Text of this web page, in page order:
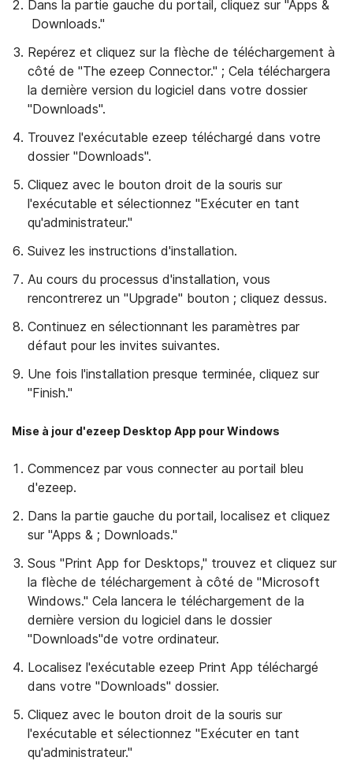
Dans la partie gauche du portail, cliquez sur "Apps &
Downloads."
Repérez et cliquez sur la flèche de téléchargement à
côté de "The ezeep Connector." ; Cela téléchargera
la dernière version du logiciel dans votre dossier
"Downloads".
Trouvez l'exécutable ezeep téléchargé dans votre
dossier "Downloads".
Cliquez avec le bouton droit de la souris sur
l'exécutable et sélectionnez "Exécuter en tant
qu'administrateur."
Suivez les instructions d'installation.
Au cours du processus d'installation, vous
rencontrerez un "Upgrade" bouton ; cliquez dessus.
Continuez en sélectionnant les paramètres par
défaut pour les invites suivantes.
Une fois l'installation presque terminée, cliquez sur
"Finish."
Mise à jour d'ezeep Desktop App pour Windows
Commencez par vous connecter au portail bleu
d'ezeep.
Dans la partie gauche du portail, localisez et cliquez
sur "Apps & ; Downloads."
Sous "Print App for Desktops," trouvez et cliquez sur
la flèche de téléchargement à côté de "Microsoft
Windows." Cela lancera le téléchargement de la
dernière version du logiciel dans le dossier
"Downloads"de votre ordinateur.
Localisez l'exécutable ezeep Print App téléchargé
dans votre "Downloads" dossier.
Cliquez avec le bouton droit de la souris sur
l'exécutable et sélectionnez "Exécuter en tant
qu'administrateur."